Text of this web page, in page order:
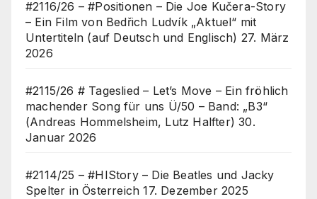
#2116/26 – #Positionen – Die Joe Kučera-Story
– Ein Film von Bedřich Ludvík „Aktuel“ mit
Untertiteln (auf Deutsch und Englisch) 27. März
2026
#2115/26 # Tageslied – Let’s Move – Ein fröhlich
machender Song für uns Ü/50 – Band: „B3“
(Andreas Hommelsheim, Lutz Halfter) 30.
Januar 2026
#2114/25 – #HIStory – Die Beatles und Jacky
Spelter in Österreich 17. Dezember 2025